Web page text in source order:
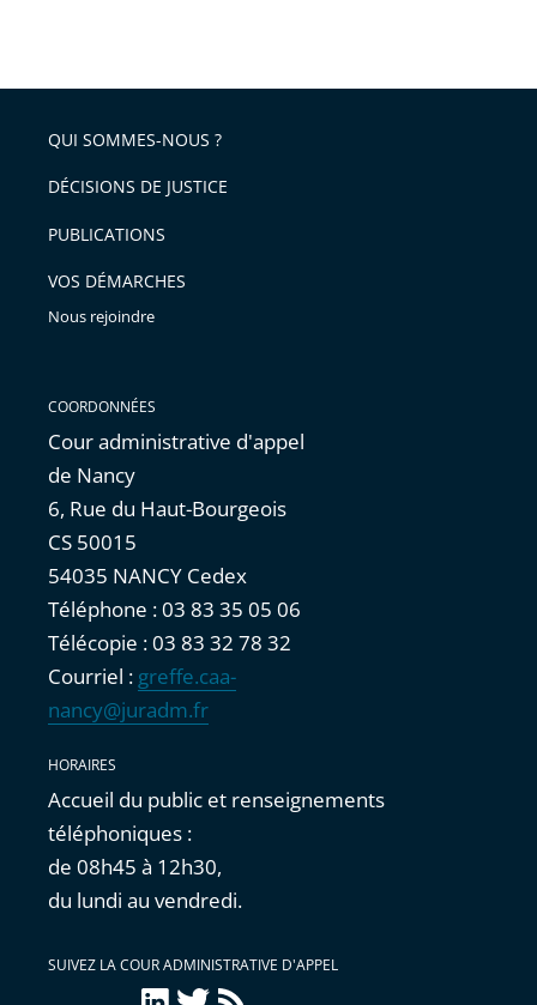
arriver
après
l'article
pour
avant
QUI SOMMES-NOUS ?
DÉCISIONS DE JUSTICE
PUBLICATIONS
VOS DÉMARCHES
Nous rejoindre
COORDONNÉES
Cour administrative d'appel
de Nancy
6, Rue du Haut-Bourgeois
CS 50015
54035 NANCY Cedex
Téléphone : 03 83 35 05 06
Télécopie : 03 83 32 78 32
Courriel : greffe.caa-
nancy@juradm.fr
HORAIRES
Accueil du public et renseignements
téléphoniques :
de 08h45 à 12h30,
du lundi au vendredi.
SUIVEZ LA COUR ADMINISTRATIVE D'APPEL
LinkedInTwitter
Flux